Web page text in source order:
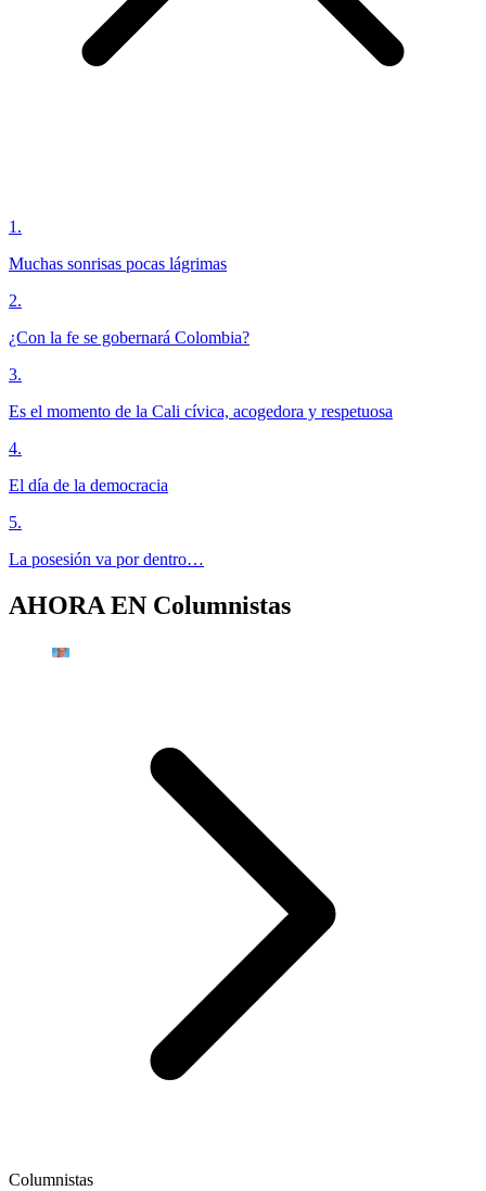
1 .
Muchas sonrisas pocas lágrimas
2.
¿Con la fe se gobernará Colombia?
3.
Es el momento de la Cali cívica, acogedora y respetuosa
4.
El día de la democracia
5.
La posesión va por dentro…
AHORA EN Columnistas
Columnistas